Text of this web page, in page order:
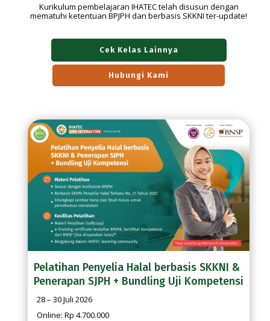
Kurikulum pembelajaran IHATEC telah disusun dengan
mematuhi ketentuan BPJPH dan berbasis SKKNI ter-update!
Cek Kelas Lainnya
Hubungi Kami
Pelatihan Penyelia Halal berbasis SKKNI &
Penerapan SJPH + Bundling Uji Kompetensi
28 – 30 Juli 2026
Online: Rp 4.700.000